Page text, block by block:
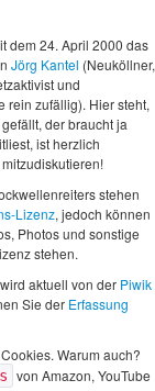
dem 24. April 2000 das
Jörg Kantel (Neuköllner,
und
zufällig). Hier steht,
der braucht ja
ist herzlich
stehen
Lizenz, jedoch können
Photos und sonstige
stehen.
aktuell von der Piwik
Sie der Erfassung
Warum auch?
von Amazon, YouTube